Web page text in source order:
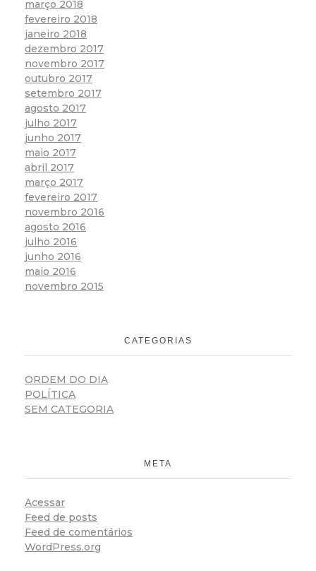
março 2018
fevereiro 2018
janeiro 2018
dezembro 2017
novembro 2017
outubro 2017
setembro 2017
agosto 2017
julho 2017
junho 2017
maio 2017
abril 2017
março 2017
fevereiro 2017
novembro 2016
agosto 2016
julho 2016
junho 2016
maio 2016
novembro 2015
CATEGORIAS
ORDEM DO DIA
POLÍTICA
SEM CATEGORIA
META
Acessar
Feed de posts
Feed de comentários
WordPress.org